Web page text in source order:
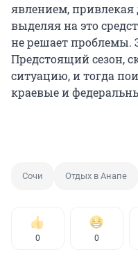
явлением,
выделяя на это
не решает проблемы.
Предстоящий сезон,
ситуацию, и тогда
краевые и
Сочи Отдых в Анапе
0 0